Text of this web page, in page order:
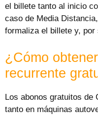
el billete tanto al inicio
caso de Media
formaliza el billete y, por
¿Cómo
recurrente
Los abonos gratuitos de
tanto en máquinas